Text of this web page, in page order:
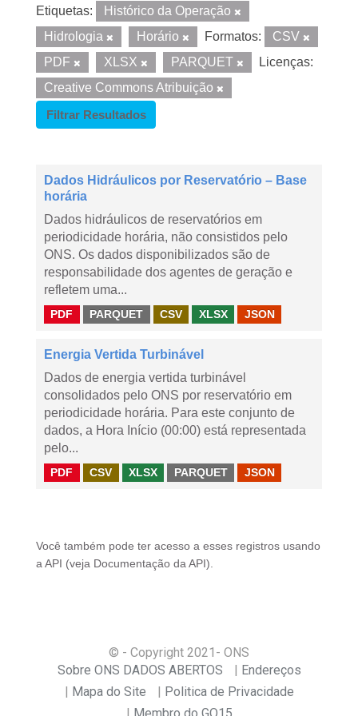
Etiquetas:
Histórico da Operação
Hidrologia
Horário Formatos:
CSV
PDF
XLSX PARQUET
Licenças:
Creative Commons Atribuição
Filtrar Resultados
Dados Hidráulicos por Reservatório – Base
horária
Dados hidráulicos de reservatórios em
periodicidade horária, não consistidos pelo
ONS. Os dados disponibilizados são de
responsabilidade dos agentes de geração e
refletem uma...
PDF PARQUET CSV XLSX JSON
Energia Vertida Turbinável
Dados de energia vertida turbinável
consolidados pelo ONS por reservatório em
periodicidade horária. Para este conjunto de
dados, a Hora Início (00:00) está representada
pelo...
PDF CSV XLSX PARQUET JSON
Você também pode ter acesso a esses registros usando
a API (veja Documentação da API ).
© - Copyright 2021 - ONS
Sobre ONS DADOS ABERTOS
Endereços
Mapa do Site
Politica de Privacidade